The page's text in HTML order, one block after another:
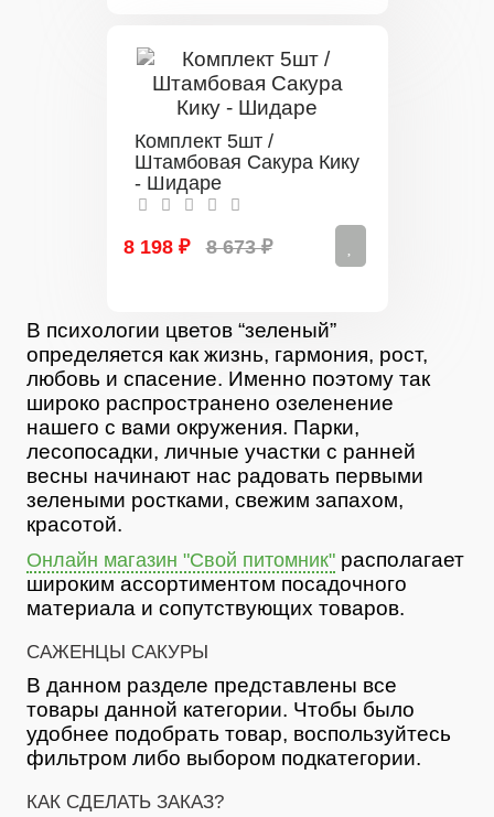
Комплект 5шт /
Штамбовая Сакура Кику
- Шидаре
8 198 ₽ 8 673 ₽
В психологии цветов “зеленый”
определяется как жизнь, гармония, рост,
любовь и спасение. Именно поэтому так
широко распространено озеленение
нашего с вами окружения. Парки,
лесопосадки, личные участки с ранней
весны начинают нас радовать первыми
зелеными ростками, свежим запахом,
красотой.
Онлайн магазин "Свой питомник" располагает
широким ассортиментом посадочного
материала и сопутствующих товаров.
САЖЕНЦЫ САКУРЫ
В данном разделе представлены все
товары данной категории. Чтобы было
удобнее подобрать товар, воспользуйтесь
фильтром либо выбором подкатегории.
КАК СДЕЛАТЬ ЗАКАЗ?